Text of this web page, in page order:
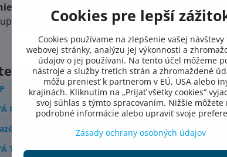
Tester a náhradné tablety uchovávajte na
aj tablety.
BAZÉNOVÉ PRÍSLUŠENSTVO-VŠETKO PRE BAZÉN
CHÉMIA SO ŠPIČKOVOU ÚČINNOSŤOU
a bazénové príslušenstvo
Testovanie
TECHNOLÓGIA PRE SPOĽAHLIVÚ FUNKCIU
Cookies pre lepší
Cookies používame na zlepšenie vašej návštevy
webovej stránky, analýzu jej výkonnosti a
údajov o jej používaní. Na tento účel môžeme
nástroje a služby tretích strán a zhromaždené
môžu preniesť k partnerom v EÚ, USA alebo
krajinách. Kliknutím na „Prijať všetky cookies“
svoj súhlas s týmto spracovaním. Nižšie môžete
podrobné informácie alebo upraviť svoje
Zásady ochrany osobných údajov